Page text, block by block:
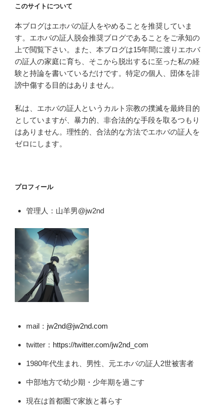
このサイトについて
本ブログはエホバの証人をやめることを推奨していま
す。エホバの証人脱会推奨ブログであることをご承知の
上で閲覧下さい。また、本ブログは15年間に渡りエホバ
の証人の家庭に育ち、そこから脱出するに至った私の経
験と持論を書いているだけです。特定の個人、団体を誹
謗中傷する目的はありません。
私は、エホバの証人というカルト宗教の撲滅を最終目的
としていますが、暴力的、非合法的な手段を取るつもり
はありません。理性的、合法的な方法でエホバの証人を
ゼロにします。
プロフィール
管理人：山羊男@jw2nd
mail： jw2nd@jw2nd.com
twitter： https://twitter.com/jw2nd_com
1980年代生まれ、男性、元エホバの証人2世被害者
中部地方で幼少期・少年期を過ごす
現在は首都圏で家族と暮らす